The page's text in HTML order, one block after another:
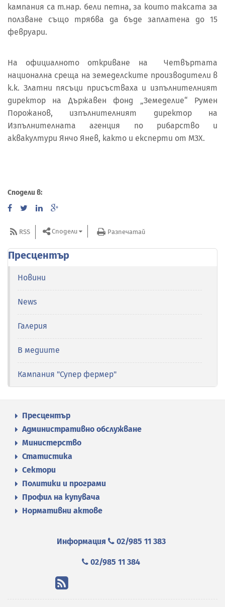
кампания са т.нар. бели петна, за които таксата за
ползване също трябва да бъде заплатена до 15
февруари.
На официалното откриване на Четвъртата
национална среща на земеделските производители в
к.к. Златни пясъци присъстваха и изпълнителният
директор на Държавен фонд „Земеделие“ Румен
Порожанов, изпълнителният директор на
Изпълнителната агенция по рибарство и
аквакултури Янчо Янев, както и експерти от МЗХ.
Сподели в:
RSS Сподели Разпечатай
Пресцентър
Новини
News
Галерия
В медиите
Кампания "Супер фермер"
Пресцентър
Административно обслужване
Министерство
Статистика
Сектори
Политики и програми
Профил на купувача
Нормативни актове
Информация 02/985 11 383
02/985 11 384